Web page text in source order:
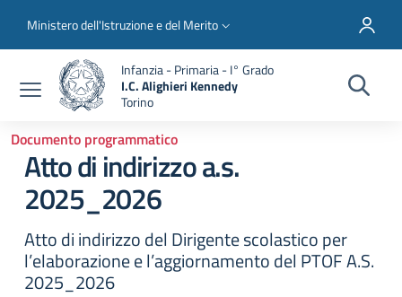
Slim top
Ministero dell'Istruzione e del Merito
Infanzia - Primaria - I° Grado
I.C. Alighieri Kennedy
Torino
Documento programmatico
Atto di indirizzo a.s.
2025_2026
Atto di indirizzo del Dirigente scolastico per
l’elaborazione e l’aggiornamento del PTOF A.S.
2025_2026